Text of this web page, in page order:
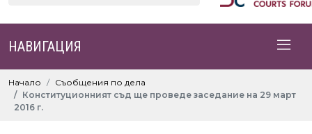
НАВИГАЦИЯ
Начало
Съобщения по дела
Конституционният съд ще проведе заседание на 29 март
2016 г.